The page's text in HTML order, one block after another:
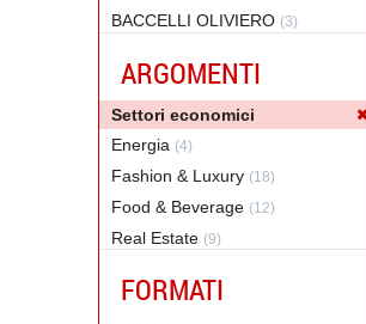
BACCELLI OLIVIERO (3)
BARONTINI FRANCESCO
BAROSIO MICHELA
BOSCAINI SANDRO
BRAMANTI ALBERTO
CACCIAMANI CLAUDIO
COLOMBO EDOARDO
CUOCOLO LORENZO
ARGOMENTI
Settori economici
Energia (4)
Fashion & Luxury (18)
Food & Beverage (12)
Real Estate (9)
Trasporti e infrastrutture
FORMATI